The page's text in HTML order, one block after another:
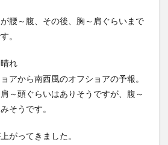
腰～腹、その後、胸～肩ぐらいまで
。
れ
アから南西風のオフショアの予報。
～頭ぐらいはありそうですが、腹～
そうです。
がってきました。